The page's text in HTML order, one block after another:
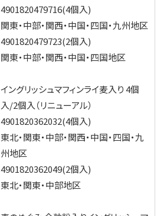
4901820479716(4個入)
関東・中部・関西・中国・四国・九州地区
4901820479723(2個入)
関東・中部・関西・中国・四国地区
イングリッシュマフィンライ麦入り 4個
入/2個入（リニューアル）
4901820362032(4個入)
東北・関東・中部・関西・中国・四国・九
州地区
4901820362049(2個入)
東北・関東・中部地区